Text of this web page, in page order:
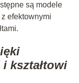
są modele
efektownymi
kształtowi